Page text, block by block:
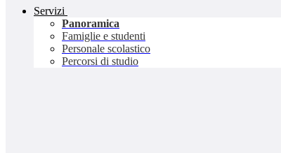
Servizi
Panoramica
Famiglie e studenti
Personale scolastico
Percorsi di studio